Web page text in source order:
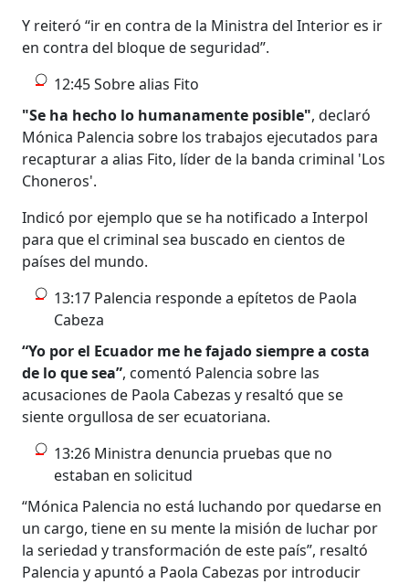
Y reiteró “ir en contra de la Ministra del Interior es ir
en contra del bloque de seguridad”.
12:45 Sobre alias Fito
"Se ha hecho lo humanamente posible", declaró
Mónica Palencia sobre los trabajos ejecutados para
recapturar a alias Fito, líder de la banda criminal 'Los
Choneros'.
Indicó por ejemplo que se ha notificado a Interpol
para que el criminal sea buscado en cientos de
países del mundo.
13:17 Palencia responde a epítetos de Paola
Cabeza
“Yo por el Ecuador me he fajado siempre a costa
de lo que sea”, comentó Palencia sobre las
acusaciones de Paola Cabezas y resaltó que se
siente orgullosa de ser ecuatoriana.
13:26 Ministra denuncia pruebas que no
estaban en solicitud
“Mónica Palencia no está luchando por quedarse en
un cargo, tiene en su mente la misión de luchar por
la seriedad y transformación de este país”, resaltó
Palencia y apuntó a Paola Cabezas por introducir